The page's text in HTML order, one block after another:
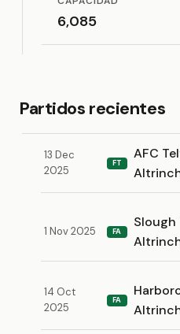
6,085
Partidos recientes
13 Dec
2025
FT
AFC
1 Nov 2025 FA
Slough
14 Oct
2025
FA